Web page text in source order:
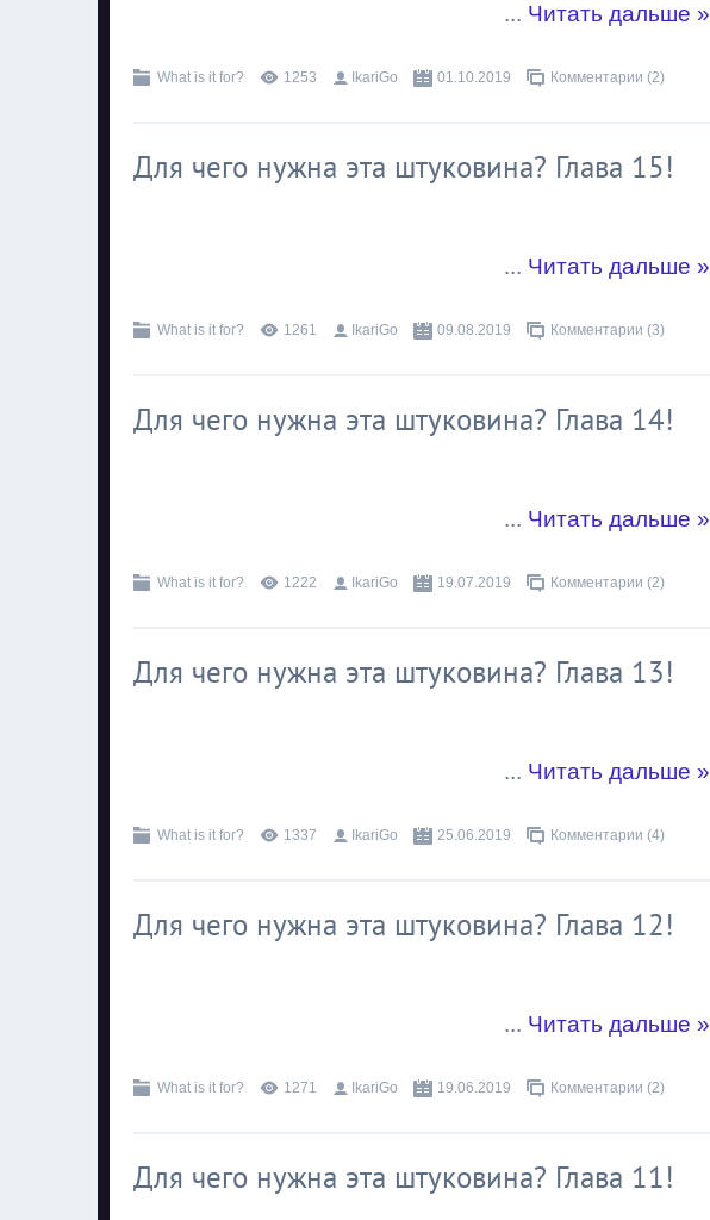
... Читать дальше »
What is it for? 1253 IkariGo 01.10.2019 Комментарии (2)
Для чего нужна эта штуковина? Глава 15!
... Читать дальше »
What is it for? 1261 IkariGo 09.08.2019 Комментарии (3)
Для чего нужна эта штуковина? Глава 14!
... Читать дальше »
What is it for? 1222 IkariGo 19.07.2019 Комментарии (2)
Для чего нужна эта штуковина? Глава 13!
... Читать дальше »
What is it for? 1337 IkariGo 25.06.2019 Комментарии (4)
Для чего нужна эта штуковина? Глава 12!
... Читать дальше »
What is it for? 1271 IkariGo 19.06.2019 Комментарии (2)
Для чего нужна эта штуковина? Глава 11!